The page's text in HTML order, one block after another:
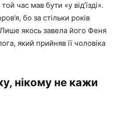
час мав бути «у від’їзді».
бо за стільки років
якось завела його Феня
який прийняв її чоловіка
нікому не кажи